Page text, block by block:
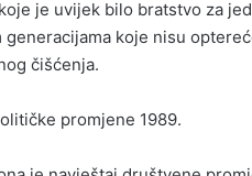
je uvijek bilo bratstvo za
koje nisu
čišćenja.
promjene 1989.